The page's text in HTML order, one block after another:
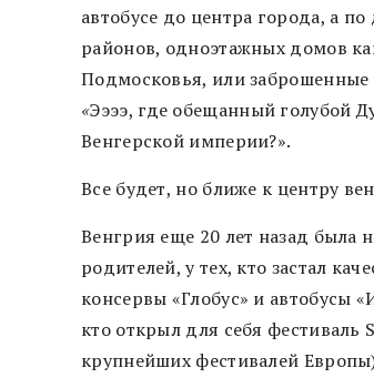
автобусе до центра города, а
районов, одноэтажных домов
Подмосковья, или
«Ээээ, где обещанный голубой
Венгерской империи?».
Все будет, но ближе к центру
Венгрия еще 20 лет назад была
родителей, у тех, кто застал
консервы «Глобус» и автобусы
кто открыл для себя фестиваль
крупнейших фестивалей